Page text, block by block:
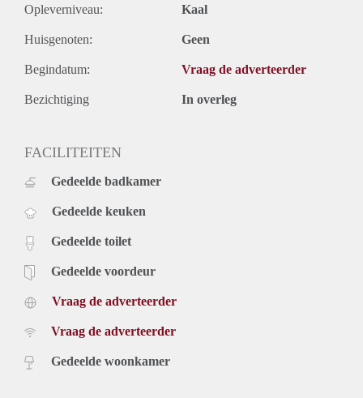
Opleverniveau: Kaal
Huisgenoten: Geen
Begindatum: Vraag de adverteerder
Bezichtiging In overleg
FACILITEITEN
Gedeelde badkamer
Gedeelde keuken
Gedeelde toilet
Gedeelde voordeur
Vraag de adverteerder
Vraag de adverteerder
Gedeelde woonkamer